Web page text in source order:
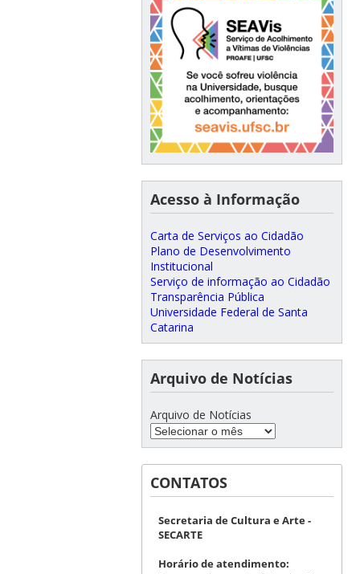
Acesso à Informação
Carta de Serviços ao Cidadão
Plano de Desenvolvimento
Institucional
Serviço de informação ao Cidadão
Transparência Pública
Universidade Federal de Santa
Catarina
Arquivo de Notícias
Arquivo de Notícias
CONTATOS
Secretaria de Cultura e Arte -
SECARTE
Horário de atendimento: